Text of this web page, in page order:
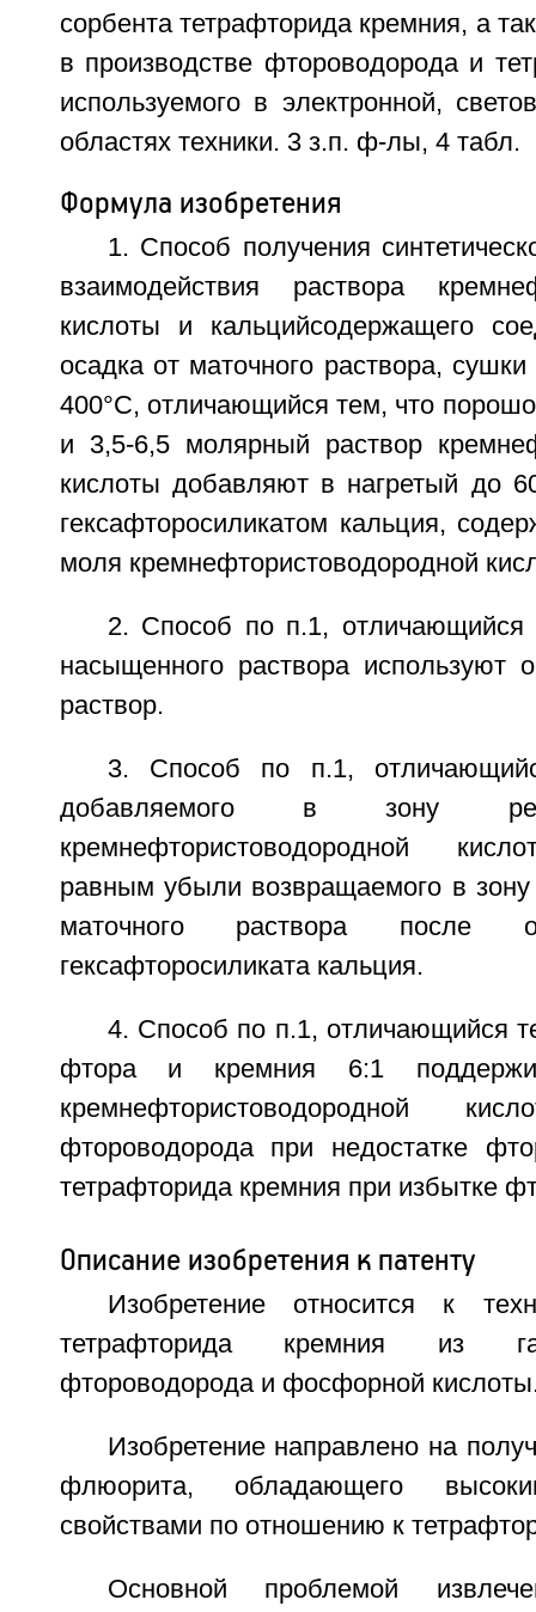
сорбента тетрафторида кремния, а
в производстве фтороводорода и
используемого в электронной,
областях техники. 3 з.п. ф-лы, 4 табл.
Формула изобретения
1. Способ получения
взаимодействия раствора
кислоты и кальцийсодержащего
осадка от маточного раствора,
400°С, отличающийся тем, что
и 3,5-6,5 молярный раствор
кислоты добавляют в нагретый до
гексафторосиликатом кальция,
моля кремнефтористоводородной
2. Способ по п.1, отличающийся
насыщенного раствора используют
раствор.
3. Способ по п.1,
добавляемого в зону
кремнефтористоводородной
равным убыли возвращаемого в зону
маточного раствора после
гексафторосиликата кальция.
4. Способ по п.1, отличающийся
фтора и кремния 6:1
кремнефтористоводородной
фтороводорода при недостатке
тетрафторида кремния при избытке
Описание изобретения к патенту
Изобретение относится к
тетрафторида кремния из
фтороводорода и фосфорной
Изобретение направлено на
флюорита, обладающего
свойствами по отношению к
Основной проблемой